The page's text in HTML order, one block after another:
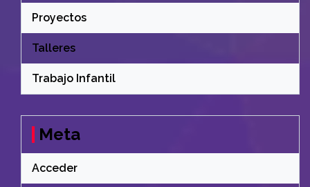
Proyectos
Talleres
Trabajo Infantil
Meta
Acceder